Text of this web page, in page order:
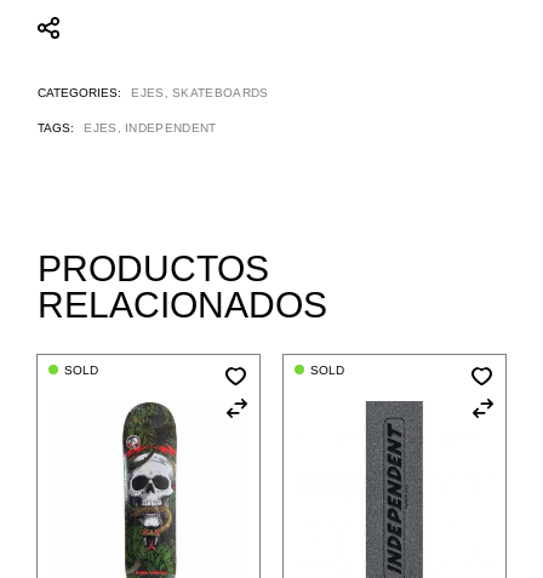
CATEGORIES: EJES ,SKATEBOARDS
TAGS: EJES , INDEPENDENT
PRODUCTOS
RELACIONADOS
SOLD SOLD